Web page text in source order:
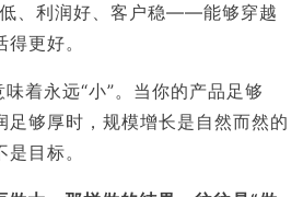
、利润好、客户稳——能够穿越
更好。
着永远“小”。当你的产品足够
足够厚时，规模增长是自然而然的
目标。